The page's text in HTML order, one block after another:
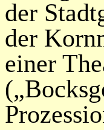
der
der
einer